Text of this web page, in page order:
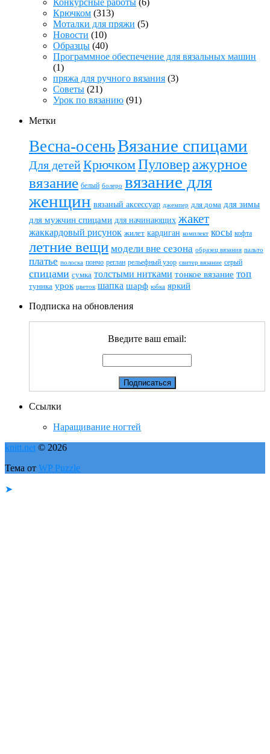
Конкурсные работы (6)
Крючком (313)
Моталки для пряжи (5)
Новости (10)
Образцы (40)
Программное обеспечение для вязальных машин
(1)
пряжа для ручного вязания (3)
Советы (21)
Урок по вязанию (91)
Метки
Весна-осеньВязание спицами
Для детейКрючкомПуловер ажурное
вязание белый болеро вязание для
женщин вязаный аксессуар джемпер для дома для зимы
для мужчин спицами для начинающих жакет
жаккардовый рисунок жилет кардиган комплект косы кофта
летние вещи модели вне сезона образец вязания пальто
платье полоска пончо реглан рельефный узор свитер вязание серый
спицами сумка толстыми нитками тонкое вязание топ
туника урок цветок шапка шарф юбка яркий
Подписка на обновления
Введите ваш email:
Ссылки
Наращивание ногтей
knitt.net © 2026
Тема от WP Puzzle
➤